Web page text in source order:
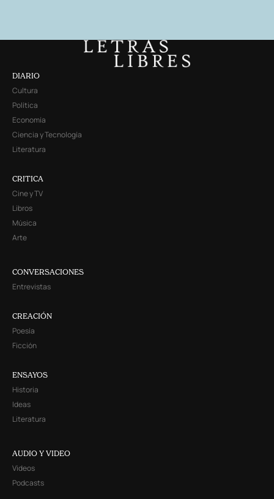
DIARIO
Cultura
Política
Economía
Ciencia y Tecnología
Literatura
CRITICA
Cine y TV
Libros
Música
Arte
CONVERSACIONES
Entrevistas
CREACIÓN
Poesía
Ficción
ENSAYOS
Historia
Ideas
Literatura
AUDIO Y VIDEO
Videos
Podcasts